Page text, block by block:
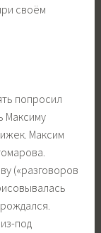
своём
попросил
Максиму
Максим
(«разговоров
под